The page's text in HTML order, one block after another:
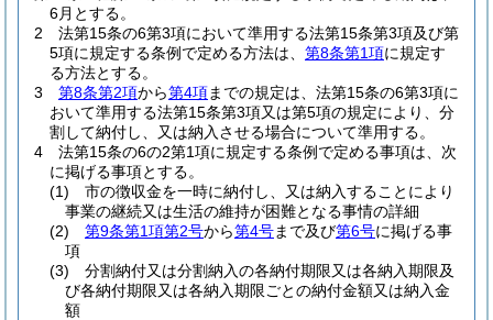
6月とする。
2
法第15条の6第3項において準用する法第15条第3項及び第
5項に規定する条例で定める方法は、 第8条第1項に規定す
る方法とする。
3
第8条第2項から第4項までの規定は、法第15条の6第3項に
おいて準用する法第15条第3項又は第5項の規定により、分
割して納付し、又は納入させる場合について準用する。
4
法第15条の6の2第1項に規定する条例で定める事項は、次
に掲げる事項とする。
(1)
市の徴収金を一時に納付し、又は納入することにより
事業の継続又は生活の維持が困難となる事情の詳細
(2)
第9条第1項第2号から第4号まで及び第6号に掲げる事
項
(3)
分割納付又は分割納入の各納付期限又は各納入期限及
び各納付期限又は各納入期限ごとの納付金額又は納入金
額